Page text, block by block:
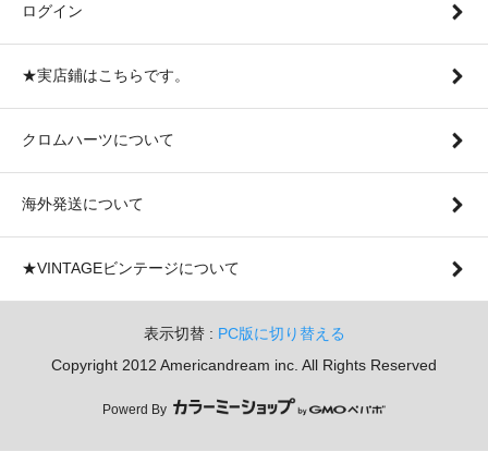
ログイン
★実店鋪はこちらです。
クロムハーツについて
海外発送について
★VINTAGEビンテージについて
表示切替 : PC版に切り替える
Copyright 2012 Americandream inc. All Rights Reserved
Powerd By